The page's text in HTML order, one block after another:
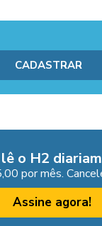
o H2
por mês.
Assine agora!